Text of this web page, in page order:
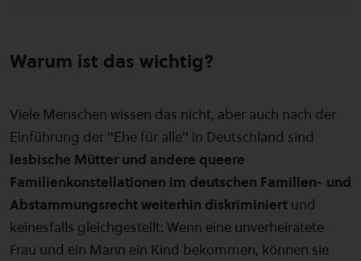
Warum ist das wichtig?
Viele Menschen wissen das nicht, aber auch nach der
Einführung der "Ehe für alle" in Deutschland sind
lesbische Mütter und andere queere
Familienkonstellationen im deutschen Familien- und
Abstammungsrecht weiterhin diskriminiert und
keinesfalls gleichgestellt: Wenn eine unverheiratete
Frau und ein Mann ein Kind bekommen, können sie